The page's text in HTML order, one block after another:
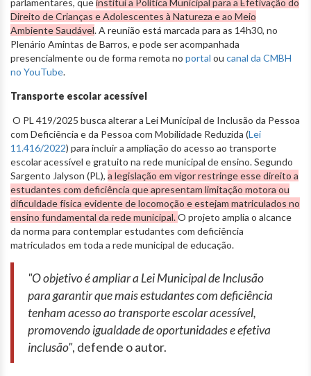
Direito de Crianças e Adolescentes à Natureza e ao Meio
Ambiente Saudável. A reunião está marcada para as 14h30, no
Plenário Amintas de Barros, e pode ser acompanhada
presencialmente ou de forma remota no portal ou canal da CMBH
no YouTube.
Transporte escolar acessível
O PL 419/2025 busca alterar a Lei Municipal de Inclusão da Pessoa
com Deficiência e da Pessoa com Mobilidade Reduzida (Lei
11.416/2022) para incluir a ampliação do acesso ao transporte
escolar acessível e gratuito na rede municipal de ensino. Segundo
Sargento Jalyson (PL), a legislação em vigor restringe esse direito a
estudantes com deficiência que apresentam limitação motora ou
dificuldade física evidente de locomoção e estejam matriculados no
ensino fundamental da rede municipal.O projeto amplia o alcance
da norma para contemplar estudantes com deficiência
matriculados em toda a rede municipal de educação.
"O objetivo é ampliar a Lei Municipal de Inclusão
para garantir que mais estudantes com deficiência
tenham acesso ao transporte escolar acessível,
promovendo igualdade de oportunidades e efetiva
inclusão", defende o autor.